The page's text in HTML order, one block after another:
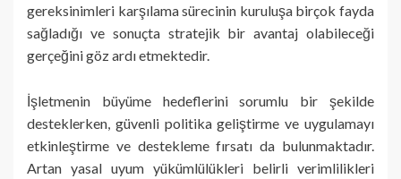
gereksinimleri karşılama sürecinin kuruluşa birçok fayda
sağladığı ve sonuçta stratejik bir avantaj olabileceği
gerçeğini göz ardı etmektedir.
İşletmenin büyüme hedeflerini sorumlu bir şekilde
desteklerken, güvenli politika geliştirme ve uygulamayı
etkinleştirme ve destekleme fırsatı da bulunmaktadır.
Artan yasal uyum yükümlülükleri belirli verimlilikleri